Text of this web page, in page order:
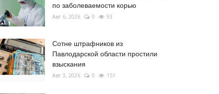
по заболеваемости корью
Авг 6, 2026 0 93
Сотне штрафников из
Павлодарской области простили
взыскания
Авг 3, 2026 0 151